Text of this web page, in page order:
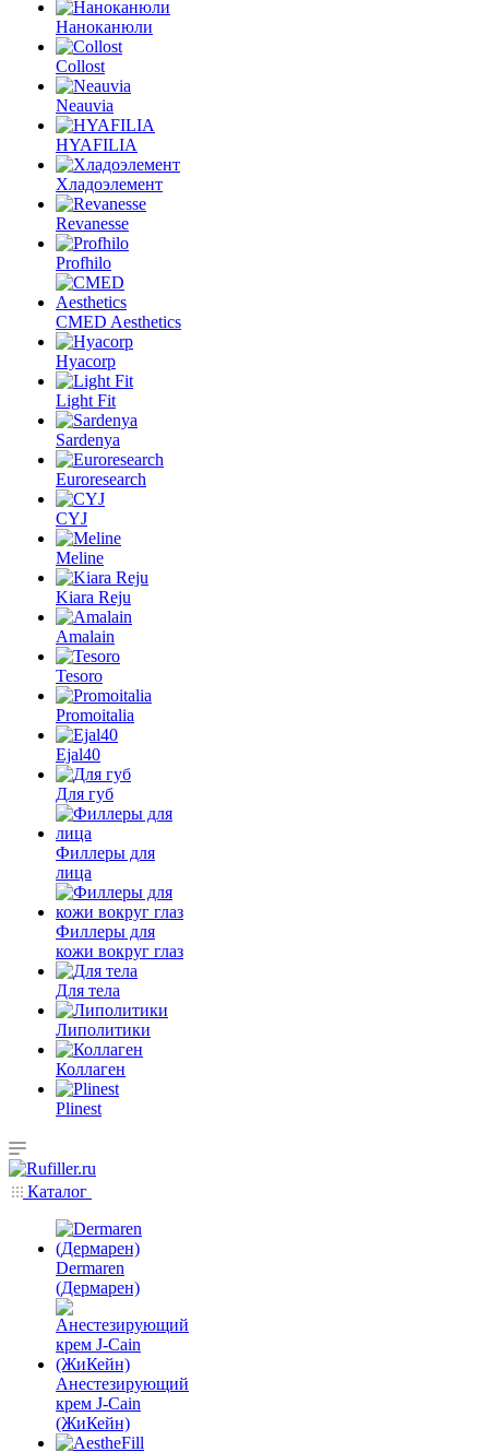
Наноканюли
Collost
Neauvia
HYAFILIA
Хладоэлемент
Revanesse
Profhilo
CMED Aesthetics
Hyacorp
Light Fit
Sardenya
Euroresearch
CYJ
Meline
Kiara Reju
Amalain
Tesoro
Promoitalia
Ejal40
Для губ
Филлеры для
лица
Филлеры для
кожи вокруг глаз
Для тела
Липолитики
Коллаген
Plinest
Каталог
Dermaren
(Дермарен)
Анестезирующий
крем J-Cain
(ЖиКейн)